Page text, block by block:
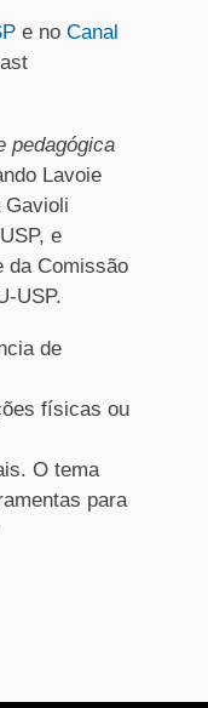
e no Canal
pedagógica
Lavoie
Gavioli
e
da Comissão
USP.
de
físicas ou
O tema
para